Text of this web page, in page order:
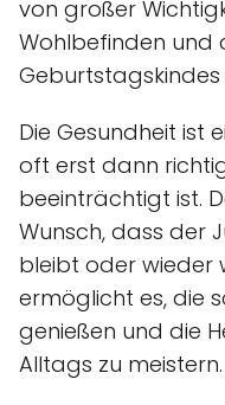
von großer
Wohlbefinden und
Geburtstagskindes
Die Gesundheit ist
oft erst dann
beeinträchtigt ist.
Wunsch, dass der
bleibt oder wieder
ermöglicht es, die
genießen und die
Alltags zu meistern.